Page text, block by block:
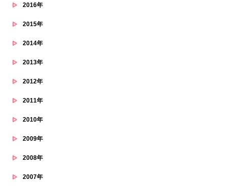
2016年
2015年
2014年
2013年
2012年
2011年
2010年
2009年
2008年
2007年